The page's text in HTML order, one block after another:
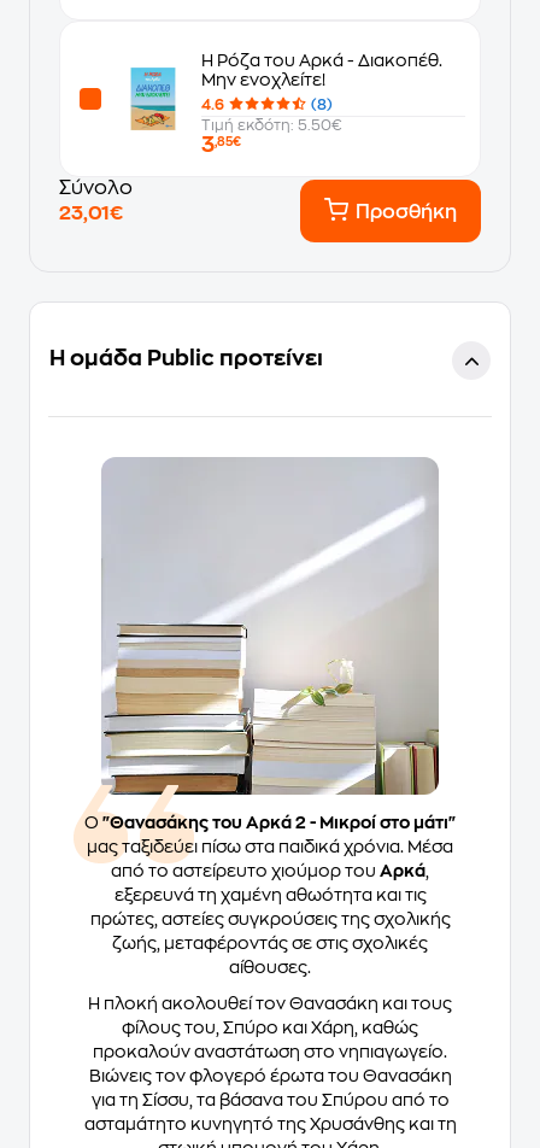
Η Ρόζα του Αρκά - Διακοπέθ.
Μην ενοχλείτε!
4.6
(8)
Τιμή εκδότη: 5.50€
3,85€
Σύνολο
23,01€
Προσθήκη
Η ομάδα Public προτείνει
Ο "Θανασάκης του Αρκά 2 - Μικροί στο μάτι"
μας ταξιδεύει πίσω στα παιδικά χρόνια. Μέσα
από το αστείρευτο χιούμορ του Αρκά
εξερευνά τη χαμένη αθωότητα και τις
πρώτες, αστείες συγκρούσεις της σχολικής
ζωής, μεταφέροντάς σε στις σχολικές
αίθουσες.
Η πλοκή ακολουθεί τον Θανασάκη και τους
φίλους του, Σπύρο και Χάρη, καθώς
προκαλούν αναστάτωση στο νηπιαγωγείο.
Βιώνεις τον φλογερό έρωτα του Θανασάκη
για τη Σίσσυ, τα βάσανα του Σπύρου από το
ασταμάτητο κυνηγητό της Χρυσάνθης και τη